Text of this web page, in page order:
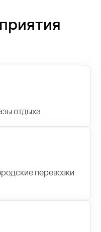
отдыха
перевозки